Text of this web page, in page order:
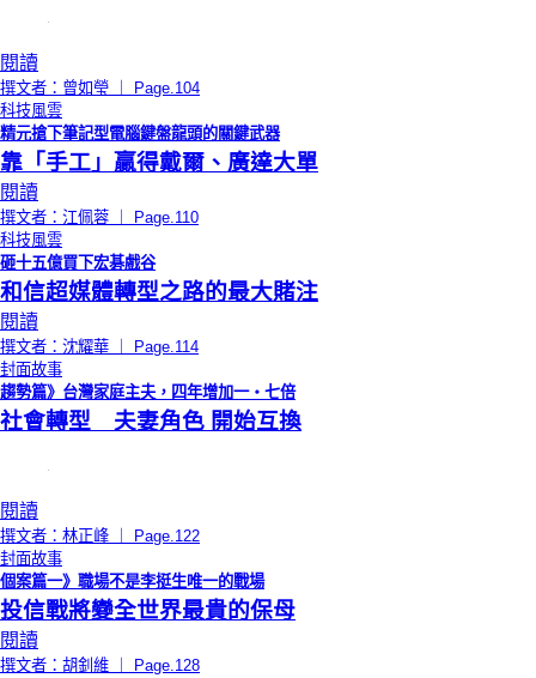
閱讀
撰文者：曾如瑩 ｜ Page.104
科技風雲
精元搶下筆記型電腦鍵盤龍頭的關鍵武器
靠「手工」贏得戴爾、廣達大單
閱讀
撰文者：江佩蓉 ｜ Page.110
科技風雲
砸十五億買下宏碁戲谷
和信超媒體轉型之路的最大賭注
閱讀
撰文者：沈耀華 ｜ Page.114
封面故事
趨勢篇》台灣家庭主夫，四年增加一‧七倍
社會轉型 夫妻角色 開始互換
閱讀
撰文者：林正峰 ｜ Page.122
封面故事
個案篇一》職場不是李挺生唯一的戰場
投信戰將變全世界最貴的保母
閱讀
撰文者：胡釗維 ｜ Page.128